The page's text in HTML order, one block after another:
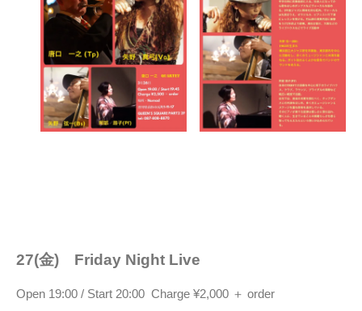
27(金) Friday Night Live
Open 19:00 / Start 20:00 Charge ¥2,000 ＋ order